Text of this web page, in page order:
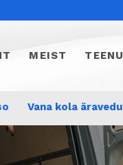
MEIST
Vana kola äravedu